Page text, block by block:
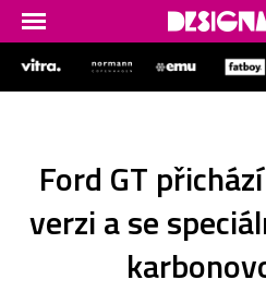
Ford GT
verzi a se